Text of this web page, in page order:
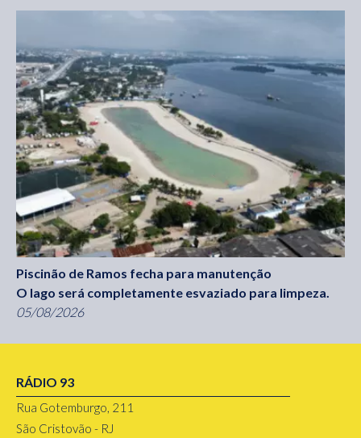
Piscinão de Ramos fecha para manutenção
O lago será completamente esvaziado para limpeza.
05/08/2026
RÁDIO 93
Rua Gotemburgo, 211
São Cristovão - RJ